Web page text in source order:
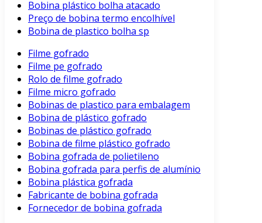
Bobina plástico bolha atacado
Preço de bobina termo encolhível
Bobina de plastico bolha sp
Filme gofrado
Filme pe gofrado
Rolo de filme gofrado
Filme micro gofrado
Bobinas de plastico para embalagem
Bobina de plástico gofrado
Bobinas de plástico gofrado
Bobina de filme plástico gofrado
Bobina gofrada de polietileno
Bobina gofrada para perfis de alumínio
Bobina plástica gofrada
Fabricante de bobina gofrada
Fornecedor de bobina gofrada